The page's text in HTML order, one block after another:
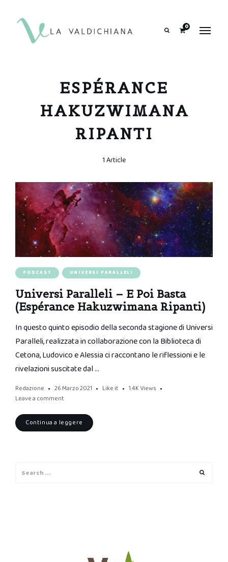
0
ESPÉRANCE
HAKUZWIMANA
RIPANTI
1 Article
PODCAST UNIVERSI PARALLELI
Universi Paralleli – E Poi Basta
(Espérance Hakuzwimana Ripanti)
In questo quinto episodio della seconda stagione di Universi
Paralleli, realizzata in collaborazione con la Biblioteca di
Cetona, Ludovico e Alessia ci raccontano le riflessioni e le
rivelazioni suscitate dal …
Redazione 26 Marzo 2021 Like it 1.4K Views
Leave a comment
Continua a leggere
for: